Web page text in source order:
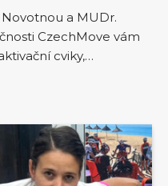
a MUDr.
CzechMove vám
cviky,…